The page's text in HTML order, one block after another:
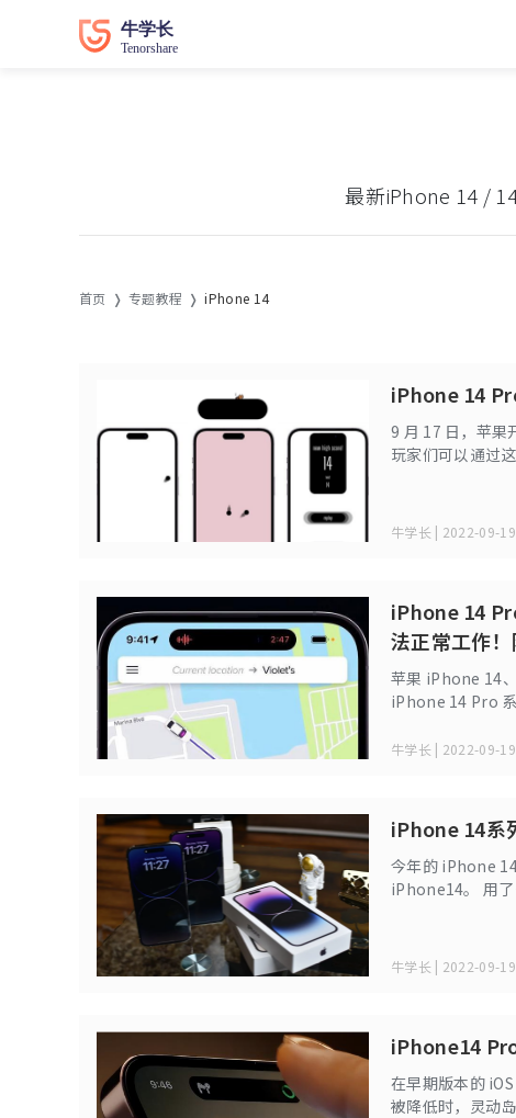
最新iPhone 14 /
首页 专题教程 iPhone 14
iPhone 14
9 月 17 日，苹
玩家们可以通过
牛学长 | 2022-09-
iPhone 14
法正常工作
苹果 iPhone 14
iPhone 14 Pro
用问题。
牛学长 | 2022-09-
iPhone 14系
今年的 iPhone
iPhone14。 用了
牛学长 | 2022-09-
iPhone14
在早期版本的
被降低时，灵动